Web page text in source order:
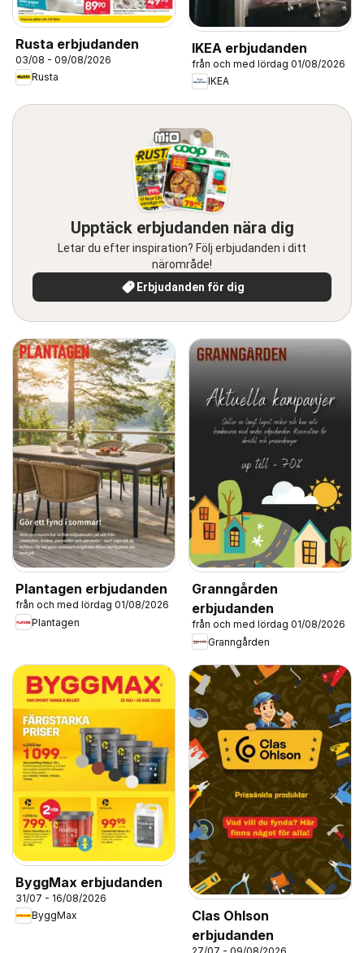
Rusta erbjudanden
03/08 - 09/08/2026
Rusta
IKEA erbjudanden
från och med lördag 01/08/2026
IKEA
Upptäck erbjudanden nära dig
Letar du efter inspiration? Följ erbjudanden i ditt
närområde!
Erbjudanden för dig
Plantagen erbjudanden
från och med lördag 01/08/2026
Plantagen
Granngården
erbjudanden
från och med lördag 01/08/2026
Granngården
ByggMax erbjudanden
31/07 - 16/08/2026
ByggMax
Clas Ohlson
erbjudanden